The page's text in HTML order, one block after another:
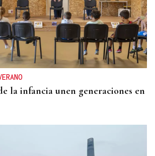
la infancia unen generaciones en